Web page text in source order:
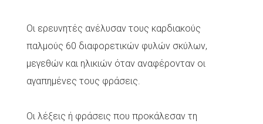
Οι ερευνητές ανέλυσαν τους καρδιακούς
παλμούς 60 διαφορετικών φυλών σκύλων,
μεγεθών και ηλικιών όταν αναφέρονταν οι
αγαπημένες τους φράσεις.
Οι λέξεις ή φράσεις που προκάλεσαν τη